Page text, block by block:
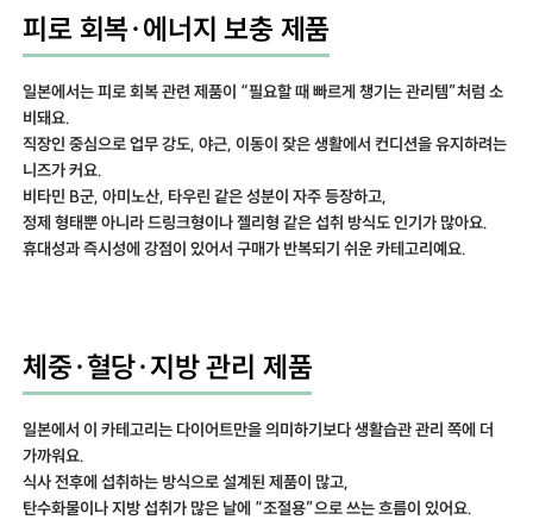
피로 회복·에너지 보충 제품
일본에서는 피로 회복 관련 제품이 “필요할 때 빠르게 챙기는 관리템”처럼 소
비돼요.
직장인 중심으로 업무 강도, 야근, 이동이 잦은 생활에서 컨디션을 유지하려는
니즈가 커요.
비타민 B군, 아미노산, 타우린 같은 성분이 자주 등장하고,
정제 형태뿐 아니라 드링크형이나 젤리형 같은 섭취 방식도 인기가 많아요.
휴대성과 즉시성에 강점이 있어서 구매가 반복되기 쉬운 카테고리예요.
체중·혈당·지방 관리 제품
일본에서 이 카테고리는 다이어트만을 의미하기보다 생활습관 관리 쪽에 더
가까워요.
식사 전후에 섭취하는 방식으로 설계된 제품이 많고,
탄수화물이나 지방 섭취가 많은 날에 “조절용”으로 쓰는 흐름이 있어요.